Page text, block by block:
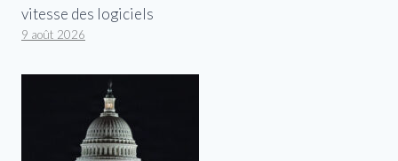
vitesse des logiciels
9 août 2026